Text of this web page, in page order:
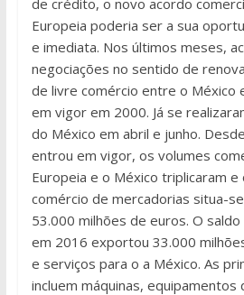
de crédito, o novo acordo
Europeia poderia ser a sua
e imediata. Nos últimos meses,
negociações no sentido de
de livre comércio entre o México
em vigor em 2000. Já se
do México em abril e junho.
entrou em vigor, os volumes
Europeia e o México triplicaram e
comércio de mercadorias situa-
53.000 milhões de euros. O
em 2016 exportou 33.000
e serviços para o a México. As
incluem máquinas,